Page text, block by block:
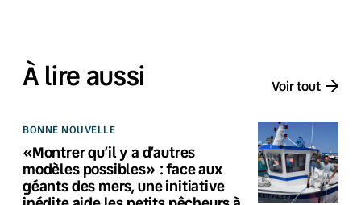
À lire aussi Voir tout
BONNE NOUVELLE
«Montrer qu’il y a d’autres
modèles possibles» : face aux
géants des mers, une initiative